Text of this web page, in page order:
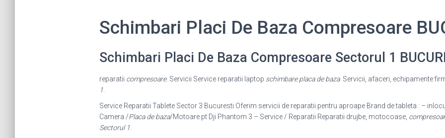
Schimbari Placi De Baza Compresoare
Schimbari Placi De Baza Compresoare Sectorul 1
reparatii compresoare. Servicii Service reparatii laptop schimbare placa de baza. Servicii, afaceri, echipamente
1
Service Reparatii Tablete Sector 3 Bucuresti Oferim servicii de reparatii pentru aproape Brand de tableta : –
Camera /Placa de baza/Motoare pt Dji Phantom 3 – Service / Reparatii Reparatii drujbe, motocoase,
Sectorul 1